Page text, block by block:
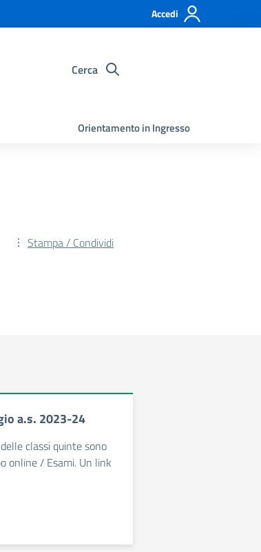
Accedi
Cerca
Orientamento in Ingresso
Stampa / Condividi
a.s. 2023-24
classi quinte sono
online / Esami. Un link